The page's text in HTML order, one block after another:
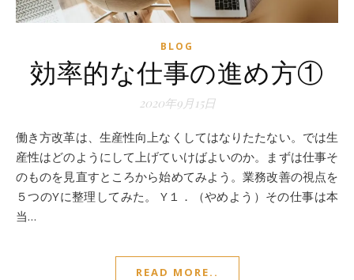
BLOG
効率的な仕事の進め方①
2020年9月15日
働き方改革は、生産性向上なくしてはなりたたない。では生
産性はどのようにして上げていけばよいのか。まずは仕事そ
のものを見直すところから始めてみよう。業務改善の視点を
５つのYに整理してみた。 Y１．（やめよう）その仕事は本
当…
READ MORE..